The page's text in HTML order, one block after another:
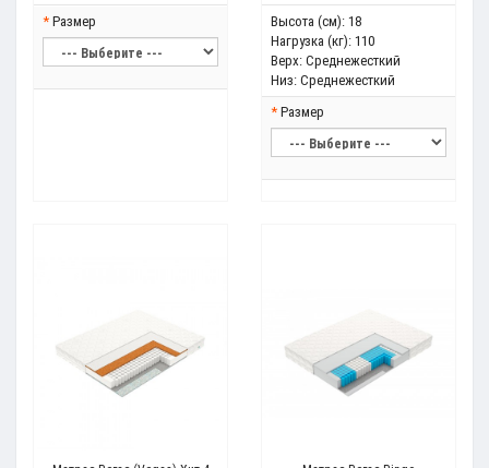
Размер Высота (см): 18
Нагрузка (кг): 110
Верх: Среднежесткий
Низ: Среднежесткий
Размер